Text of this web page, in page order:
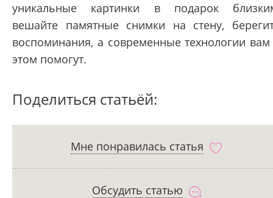
уникальные картинки в подарок
вешайте памятные снимки на стену,
воспоминания, а современные технологии
этом помогут.
Поделиться статьёй:
Мне понравилась статья
Обсудить статью